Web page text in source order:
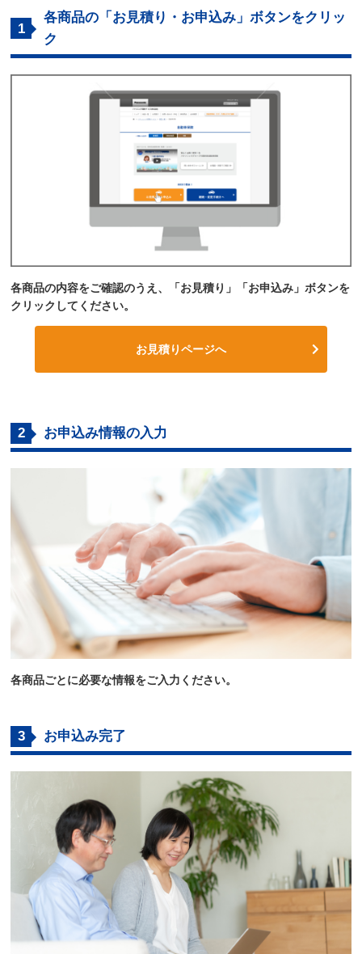
1
各商品の「お見積り・お申込み」ボタンをクリッ
ク
各商品の内容をご確認のうえ、「お見積り」「お申込み」ボタンを
クリックしてください。
お見積りページへ
2 お申込み情報の入力
各商品ごとに必要な情報をご入力ください。
3 お申込み完了